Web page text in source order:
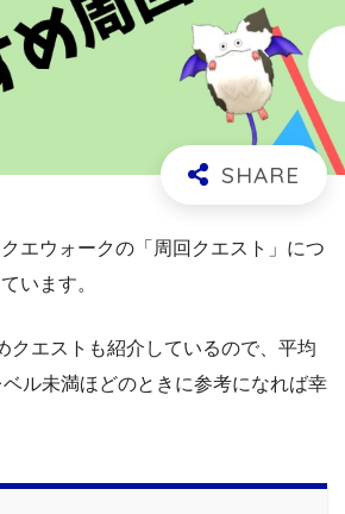
エウォークの「周回クエスト」につ
います。
クエストも紹介しているので、平均
ル未満ほどのときに参考になれば幸